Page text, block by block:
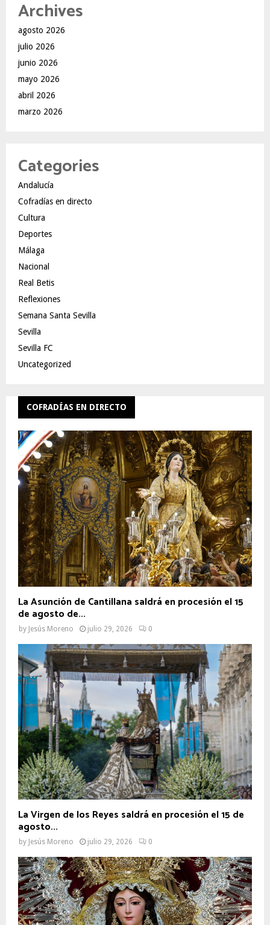
Archives
agosto 2026
julio 2026
junio 2026
mayo 2026
abril 2026
marzo 2026
Categories
Andalucía
Cofradías en directo
Cultura
Deportes
Málaga
Nacional
Real Betis
Reflexiones
Semana Santa Sevilla
Sevilla
Sevilla FC
Uncategorized
COFRADÍAS EN DIRECTO
La Asunción de Cantillana saldrá en procesión el 15
de agosto de...
by Jesús Moreno julio 29, 2026 0
La Virgen de los Reyes saldrá en procesión el 15 de
agosto...
by Jesús Moreno julio 29, 2026 0